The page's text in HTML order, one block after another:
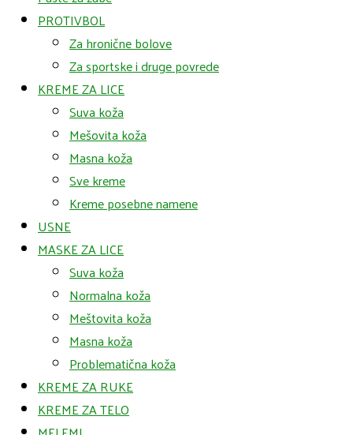
PROTIVBOL
Za hronične bolove
Za sportske i druge povrede
KREME ZA LICE
Suva koža
Mešovita koža
Masna koža
Sve kreme
Kreme posebne namene
USNE
MASKE ZA LICE
Suva koža
Normalna koža
Meštovita koža
Masna koža
Problematična koža
KREME ZA RUKE
KREME ZA TELO